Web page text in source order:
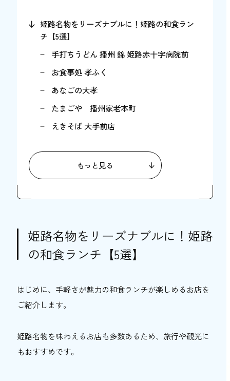
姫路名物をリーズナブルに！姫路の和食ラン
チ【5選】
手打ちうどん 播州 錦 姫路赤十字病院前
お食事処 孝ふく
あなごの大孝
たまごや 播州家老本町
えきそば 大手前店
【4選】
日本料理 瀬里奈
お酒とともに食事を楽しめる！姫路の和食居
酒屋【5選】
呑み喰い処 ろじ裏
魚と鳥のお店 うおっとり
姫路食堂
とろろ料理 倭風酔
もっと見る
姫路名物をリーズナブルに！姫路
の和食ランチ【5選】
はじめに、手軽さが魅力の和食ランチが楽しめるお店を
ご紹介します。
姫路名物を味わえるお店も多数あるため、旅行や観光に
もおすすめです。